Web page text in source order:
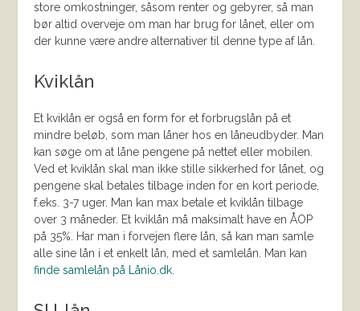
store omkostninger, såsom renter og gebyrer, så man
bør altid overveje om man har brug for lånet, eller om
der kunne være andre alternativer til denne type af lån.
Kviklån
Et kviklån er også en form for et forbrugslån på et
mindre beløb, som man låner hos en låneudbyder. Man
kan søge om at låne pengene på nettet eller mobilen.
Ved et kviklån skal man ikke stille sikkerhed for lånet, og
pengene skal betales tilbage inden for en kort periode,
f.eks. 3-7 uger. Man kan max betale et kviklån tilbage
over 3 måneder. Et kviklån må maksimalt have en ÅOP
på 35%. Har man i forvejen flere lån, så kan man samle
alle sine lån i et enkelt lån, med et samlelån. Man kan
finde samlelån på Lånio.dk